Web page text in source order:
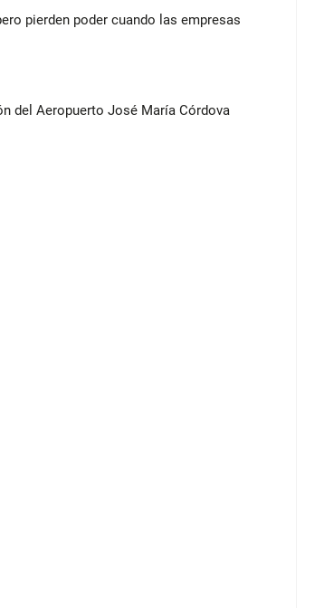
pierden poder cuando las empresas
del Aeropuerto José María Córdova